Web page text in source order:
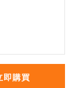
即購買